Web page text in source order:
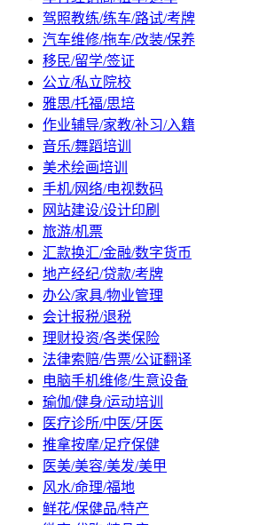
驾照教练/练车/路试/考牌
汽车维修/拖车/改装/保养
移民/留学/签证
公立/私立院校
雅思/托福/思培
作业辅导/家教/补习/入籍
音乐/舞蹈培训
美术绘画培训
手机/网络/电视数码
网站建设/设计印刷
旅游/机票
汇款换汇/金融/数字货币
地产经纪/贷款/考牌
办公/家具/物业管理
会计报税/退税
理财投资/各类保险
法律索赔/告票/公证翻译
电脑手机维修/生意设备
瑜伽/健身/运动培训
医疗诊所/中医/牙医
推拿按摩/足疗保健
医美/美容/美发/美甲
风水/命理/福地
鲜花/保健品/特产